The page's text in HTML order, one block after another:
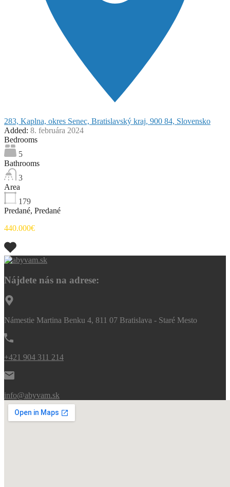
283, Kaplna, okres Senec, Bratislavský kraj, 900 84, Slovensko
Added: 8. februára 2024
Bedrooms
5
Bathrooms
3
Area
179
Predané, Predané
440.000€
Nájdete nás na adrese:
Námestie Martina Benku 4, 811 07 Bratislava - Staré Mesto
+421 904 311 214
info@abyvam.sk